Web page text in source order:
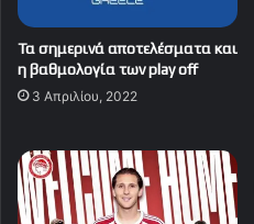
Τα σημερινά αποτελέσματα και
η βαθμολογία των play off
3 Απριλίου, 2022